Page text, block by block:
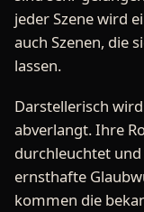
jeder Szene wird
auch Szenen, die
lassen.
Darstellerisch
abverlangt. Ihre
durchleuchtet und
ernsthafte
kommen die